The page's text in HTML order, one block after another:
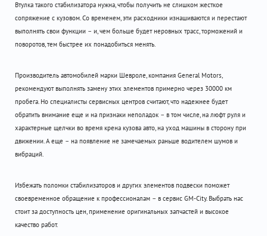
Втулка такого стабилизатора нужна, чтобы получить не слишком жесткое
сопряжение с кузовом. Со временем, эти расходники изнашиваются и перестают
выполнять свои функции – и, чем больше будет неровных трасс, торможений и
поворотов, тем быстрее их понадобиться менять.
Производитель автомобилей марки Шевроле, компания General Motors,
рекомендуют выполнять замену этих элементов примерно через 30000 км
пробега. Но специалисты сервисных центров считают, что надежнее будет
обратить внимание еще и на признаки неполадок – в том числе, на люфт руля и
характерные щелчки во время крена кузова авто, на уход машины в сторону при
движении. А еще – на появление не замечаемых раньше водителем шумов и
вибраций.
Избежать поломки стабилизаторов и других элементов подвески поможет
своевременное обращение к профессионалам – в сервис GM-City. Выбрать нас
стоит за доступность цен, применение оригинальных запчастей и высокое
качество работ.